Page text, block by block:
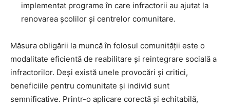
implementat programe în care infractorii au ajutat la
renovarea școlilor și centrelor comunitare.
Măsura obligării la muncă în folosul comunității este o
modalitate eficientă de reabilitare și reintegrare socială a
infractorilor. Deși există unele provocări și critici,
beneficiile pentru comunitate și individ sunt
semnificative. Printr-o aplicare corectă și echitabilă,